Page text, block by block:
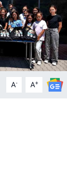
A- A+